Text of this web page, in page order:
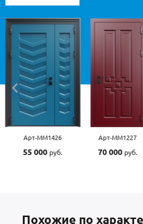
Арт-ММ1426
55 000руб.
Арт-ММ1227
70 000руб.
Похожие по